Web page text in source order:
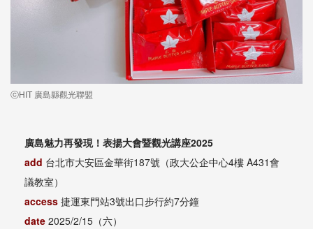
ⓒHIT 廣島縣觀光聯盟
廣島魅力再發現！表揚大會暨觀光講座2025
add 台北市大安區金華街187號（政大公企中心4樓 A431會
議教室）
access 捷運東門站3號出口步行約7分鐘
date 2025/2/15（六）